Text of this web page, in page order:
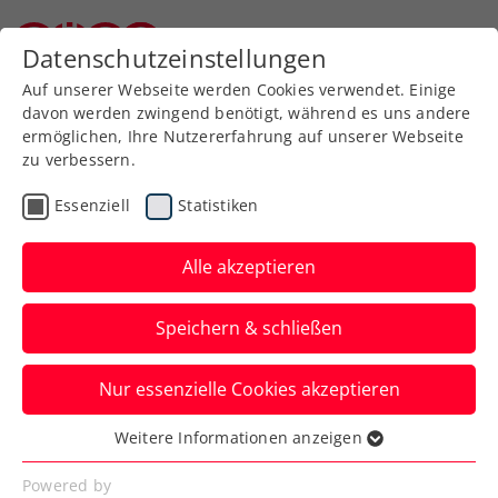
Zurück zur Newsübersicht
Turniere
Sparkasse Open
Ollersbach: Sorger und
Oberleitner machen sich
Finalplatz aus
Die beiden ÖTV-Asse treffen im
Halbfinale des ITF-Herrenturniers am
Samstag aufeinander.
Datenschutzeinstellungen
Auf unserer Webseite werden Cookies verwendet. Einige
davon werden zwingend benötigt, während es uns andere
ermöglichen, Ihre Nutzererfahrung auf unserer Webseite
zu verbessern.
Essenziell Statistiken
Alle akzeptieren
Speichern & schließen
Nur essenzielle Cookies akzeptieren
Essenziell
Essenzielle Cookies werden für grundlegende
Weitere Informationen anzeigen
Powered by